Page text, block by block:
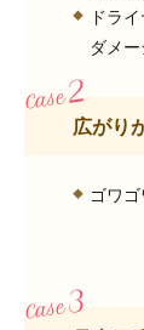
ドラ
ダメ
広がり
ゴワ